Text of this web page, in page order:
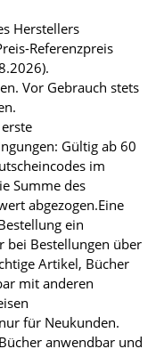
Herstellers
Referenzpreis
Vor Gebrauch stets
Gültig ab 60
im
Summe des
abgezogen.Eine
ein
bei Bestellungen über
Artikel, Bücher
mit anderen
für Neukunden.
anwendbar und